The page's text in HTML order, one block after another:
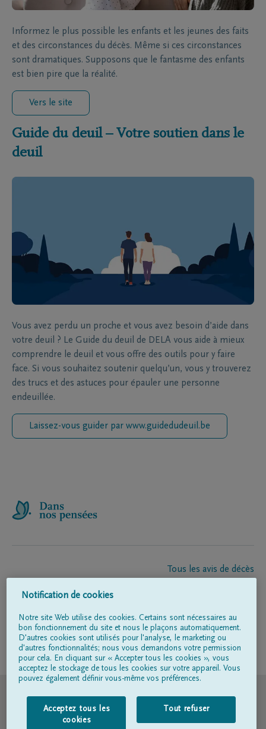
Informez le plus possible les enfants et les jeunes des faits
et des circonstances du décès. Même si ces circonstances
sont dramatiques. Supposons que le fantasme des enfants
est bien pire que la réalité.
Vers le site
Guide du deuil – Votre soutien dans le
deuil
Vous avez perdu un proche et vous avez besoin d’aide dans
votre deuil ? Le Guide du deuil de DELA vous aide à mieux
comprendre le deuil et vous offre des outils pour y faire
face. Si vous souhaitez soutenir quelqu’un, vous y trouverez
des trucs et des astuces pour épauler une personne
endeuillée.
Laissez-vous guider par www.guidedudeuil.be
Tous les avis de décès
Entrepreneur de pompes funèbres
Suivez-nous sur
Conditions d'utilisation
Notification de cookies
Notre site Web utilise des cookies. Certains sont nécessaires au
bon fonctionnement du site et nous le plaçons automatiquement.
D'autres cookies sont utilisés pour l'analyse, le marketing ou
d'autres fonctionnalités; nous vous demandons votre permission
pour cela. En cliquant sur « Accepter tous les cookies », vous
acceptez le stockage de tous les cookies sur votre appareil. Vous
pouvez également définir vous-même vos préférences.
Acceptez tous les
cookies
Tout refuser